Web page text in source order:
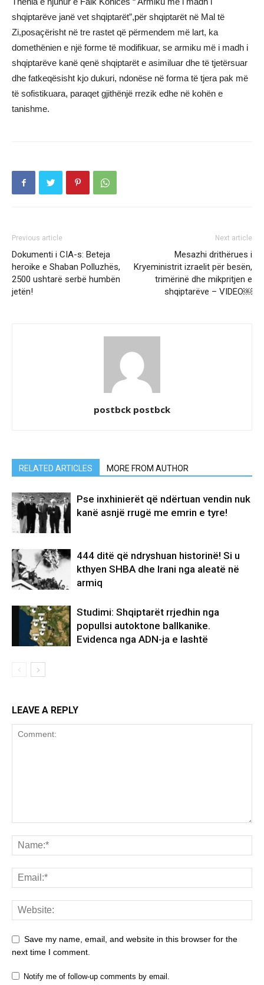
shqiptarëve janë vet shqiptarët”,për shqiptarët në Mal të
Zi,posaçërisht në tre rastet që përmendem më lart, ka
domethënien e një forme të modifikuar, se armiku më i madh i
shqiptarëve kanë qenë shqiptarët e asimiluar dhe të tjetërsuar
dhe fatkeqësisht kjo dukuri, ndonëse në forma të tjera pak më
të sofistikuara, paraqet gjithënjë rrezik edhe në kohën e
tanishme.
Previous article
Dokumenti i CIA-s: Beteja
heroike e Shaban Polluzhës,
2500 ushtarë serbë humbën
jetën!
Next article
Mesazhi drithërues i
Kryeministrit izraelit për besën,
trimërinë dhe mikpritjen e
shqiptarëve – VIDEO￼
postbck postbck
RELATED ARTICLES MORE FROM AUTHOR
Pse inxhinierët që ndërtuan vendin nuk
kanë asnjë rrugë me emrin e tyre!
444 ditë që ndryshuan historinë! Si u
kthyen SHBA dhe Irani nga aleatë në
armiq
Studimi: Shqiptarët rrjedhin nga
popullsi autoktone ballkanike.
Evidenca nga ADN-ja e lashtë
LEAVE A REPLY
Save my name, email, and website in this browser for the
next time I comment.
Notify me of follow-up comments by email.